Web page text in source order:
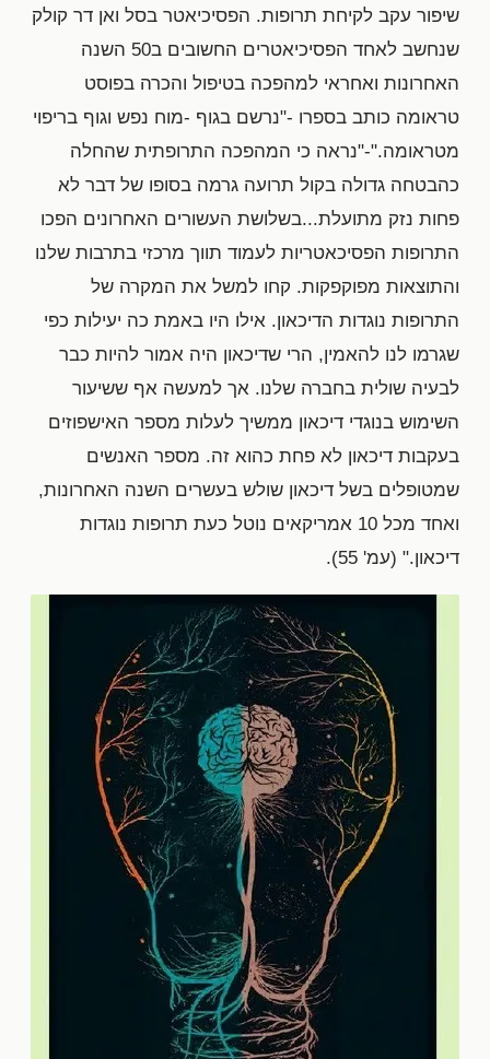
שיפור עקב לקיחת תרופות. הפסיכיאטר בסל ואן דר קולק
שנחשב לאחד הפסיכיאטרים החשובים ב50 השנה
האחרונות ואחראי למהפכה בטיפול והכרה בפוסט
טראומה כותב בספרו -"נרשם בגוף -מוח נפש וגוף בריפוי
מטראומה."-"נראה כי המהפכה התרופתית שהחלה
כהבטחה גדולה בקול תרועה גרמה בסופו של דבר לא
פחות נזק מתועלת...בשלושת העשורים האחרונים הפכו
התרופות הפסיכאטריות לעמוד תווך מרכזי בתרבות שלנו
והתוצאות מפוקפקות. קחו למשל את המקרה של
התרופות נוגדות הדיכאון. אילו היו באמת כה יעילות כפי
שגרמו לנו להאמין, הרי שדיכאון היה אמור להיות כבר
לבעיה שולית בחברה שלנו. אך למעשה אף ששיעור
השימוש בנוגדי דיכאון ממשיך לעלות מספר האישפוזים
בעקבות דיכאון לא פחת כהוא זה. מספר האנשים
שמטופלים בשל דיכאון שולש בעשרים השנה האחרונות,
ואחד מכל 10 אמריקאים נוטל כעת תרופות נוגדות
דיכאון." (עמ' 55).